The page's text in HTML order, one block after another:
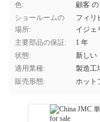
色:
顧客
ショールームの
場所:
フィリ
イジェ
主要部品の保証:
1 年
状態:
新しい
適用業種:
製造工
販売形態:
ホット